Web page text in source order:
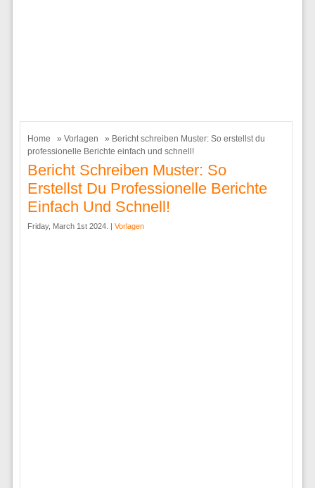
Home » Vorlagen
» Bericht schreiben Muster: So erstellst du
professionelle Berichte einfach und schnell!
Bericht Schreiben Muster: So
Erstellst Du Professionelle Berichte
Einfach Und Schnell!
Friday, March 1st 2024. | Vorlagen